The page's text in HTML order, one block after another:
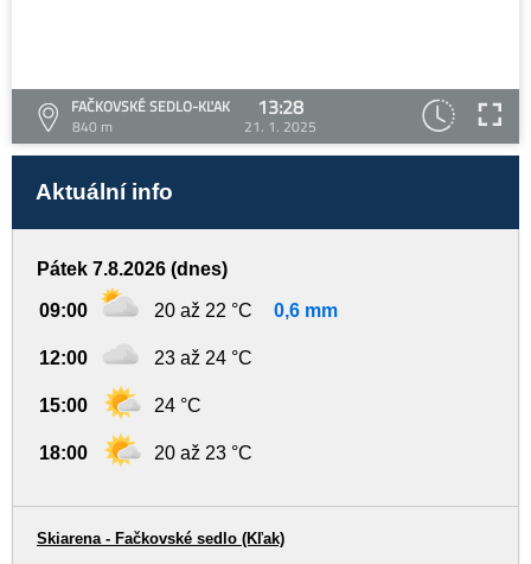
FAČKOVSKÉ SEDLO-KĽAK
840 m
13:28
21. 1. 2025
Aktuální info
Pátek 7.8.2026 (dnes)
09:00 20 až 22 °C 0,6 mm
12:00 23 až 24 °C
15:00 24 °C
18:00 20 až 23 °C
Skiarena - Fačkovské sedlo (Kľak)